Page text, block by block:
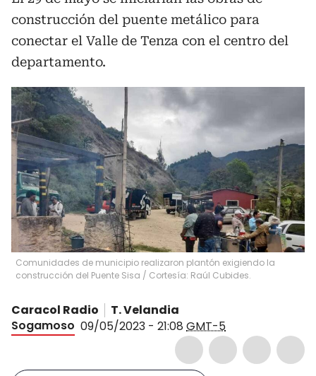
construcción del puente metálico para
conectar el Valle de Tenza con el centro del
departamento.
Comunidades de municipio realizaron plantón exigiendo la
construcción del Puente Sisa / Cortesía: Raúl Cubides.
Caracol Radio
T. Velandia
Sogamoso 09/05/2023 - 21:08 GMT-5